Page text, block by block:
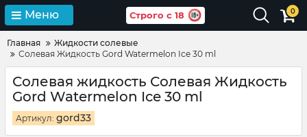
Меню Строго с 18 0
Главная
Жидкости солевые
Солевая Жидкость Gord Watermelon Ice 30 ml
Солевая жидкость Солевая Жидкость
Gord Watermelon Ice 30 ml
Артикул: gord33